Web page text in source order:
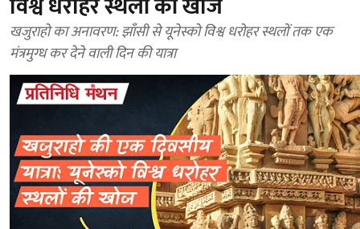
खजुराहो का अनावरण: झाँसी से यूनेस्को विश्व धरोहर स्थलों तक एक
मंत्रमुग्ध कर देने वाली दिन की यात्रा